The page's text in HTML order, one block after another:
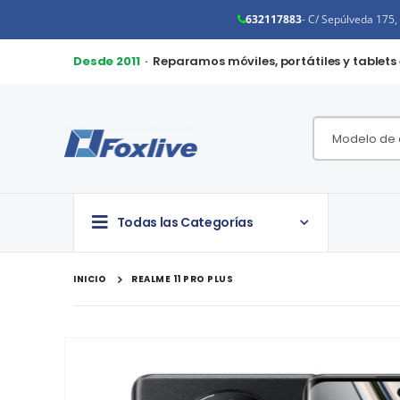
632117883- C/ Sepúlveda
Desde 2011· Reparamos móviles, portátiles y tablets
Todas las Categorías
INICIO REALME 11 PRO PLUS